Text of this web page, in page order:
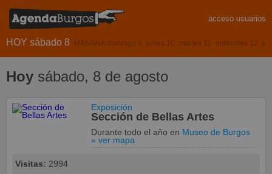
acceso usuarios
HOY sábado 8 MAÑANA domingo 9 lunes 10 martes 11 miércoles 12
Hoy sábado, 8 de agosto
Exposición
Sección de Bellas Artes
Durante todo el añoen Museo de Burgos
» ver mapa
Visitas: 2994